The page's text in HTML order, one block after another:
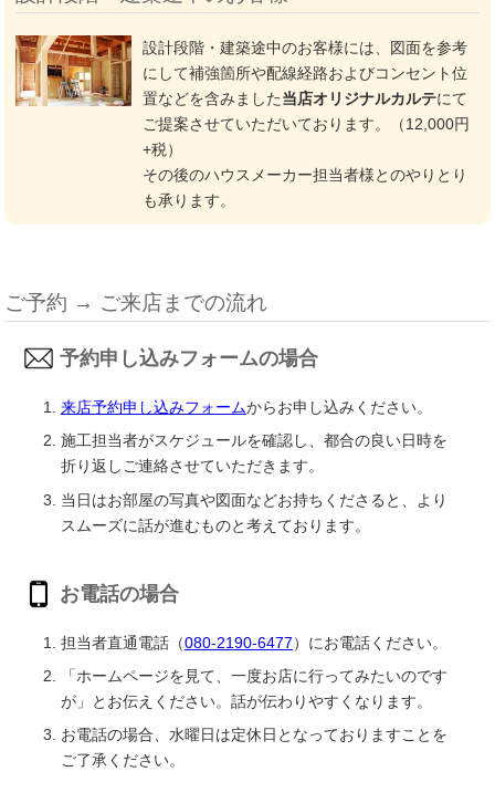
設計段階・建築途中のお客様には、図面を参考
にして補強箇所や配線経路およびコンセント位
置などを含みました当店オリジナルカルテにて
ご提案させていただいております。（12,000円
+税）
その後のハウスメーカー担当者様とのやりとり
も承ります。
ご予約 → ご来店までの流れ
予約申し込みフォームの場合
来店予約申し込みフォームからお申し込みください。
施工担当者がスケジュールを確認し、都合の良い日時を
折り返しご連絡させていただきます。
当日はお部屋の写真や図面などお持ちくださると、より
スムーズに話が進むものと考えております。
お電話の場合
担当者直通電話（080-2190-6477）にお電話ください。
「ホームページを見て、一度お店に行ってみたいのです
が」とお伝えください。話が伝わりやすくなります。
お電話の場合、水曜日は定休日となっておりますことを
ご了承ください。